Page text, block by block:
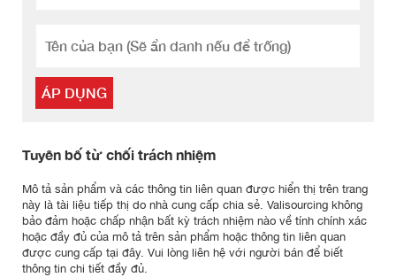
ÁP DỤNG
Tuyên bố từ chối trách nhiệm
Mô tả sản phẩm và các thông tin liên quan được hiển thị trên trang
này là tài liệu tiếp thị do nhà cung cấp chia sẻ. Valisourcing không
bảo đảm hoặc chấp nhận bất kỳ trách nhiệm nào về tính chính xác
hoặc đầy đủ của mô tả trên sản phẩm hoặc thông tin liên quan
được cung cấp tại đây. Vui lòng liên hệ với người bán để biết
thông tin chi tiết đầy đủ.